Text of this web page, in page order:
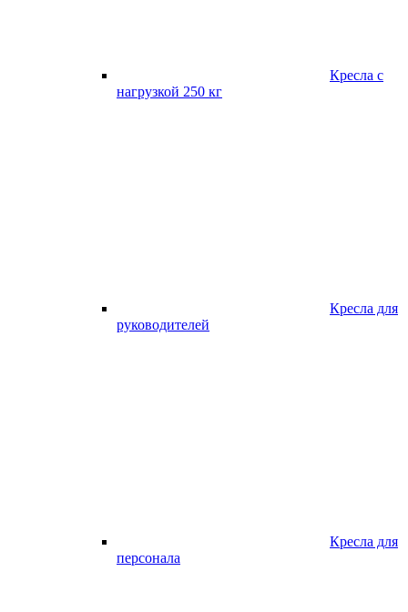
Кресла с
нагрузкой 250 кг
Кресла для
руководителей
Кресла для
персонала